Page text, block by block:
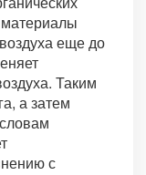
еще до
Таким
а затем
с